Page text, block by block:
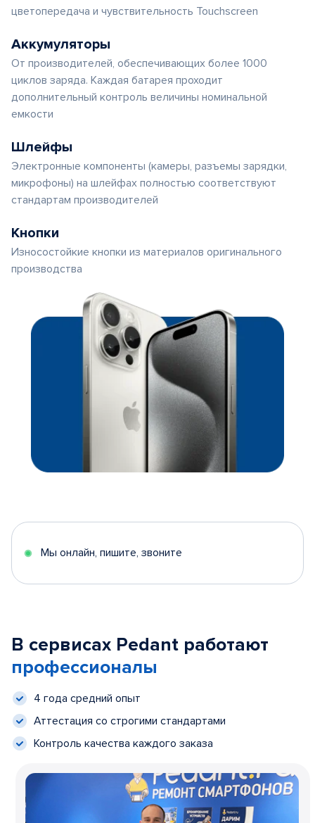
цветопередача и чувствительность Touchscreen
Аккумуляторы
От производителей, обеспечивающих более 1000
циклов заряда. Каждая батарея проходит
дополнительный контроль величины номинальной
емкости
Шлейфы
Электронные компоненты (камеры, разъемы зарядки,
микрофоны) на шлейфах полностью соответствуют
стандартам производителей
Кнопки
Износостойкие кнопки из материалов оригинального
производства
Мы онлайн, пишите, звоните
В сервисах Pedant работают
профессионалы
4 года средний опыт
Аттестация со строгими стандартами
Контроль качества каждого заказа